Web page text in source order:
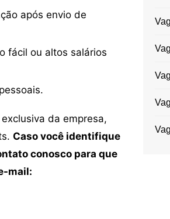
após envio de
fácil ou altos salários
da empresa,
Caso você identifique
conosco para que
mail: